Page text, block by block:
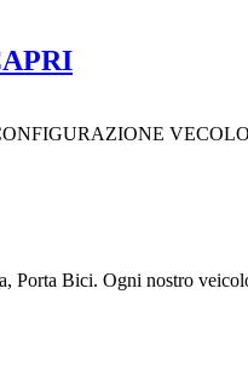
VECOLO
Bici. Ogni nostro